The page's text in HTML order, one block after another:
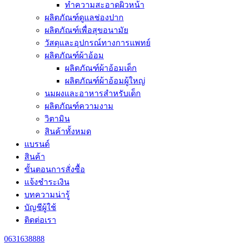
ทำความสะอาดผิวหน้า
ผลิตภัณฑ์ดูแลช่องปาก
ผลิตภัณฑ์เพื่อสุขอนามัย
วัสดุและอุปกรณ์ทางการแพทย์
ผลิตภัณฑ์ผ้าอ้อม
ผลิตภัณฑ์ผ้าอ้อมเด็ก
ผลิตภัณฑ์ผ้าอ้อมผู้ใหญ่
นมผงและอาหารสำหรับเด็ก
ผลิตภัณฑ์ความงาม
วิตามิน
สินค้าทั้งหมด
แบรนด์
สินค้า
ขั้นตอนการสั่งซื้อ
แจ้งชำระเงิน
บทความน่ารู้
บัญชีผู้ใช้
ติดต่อเรา
0631638888